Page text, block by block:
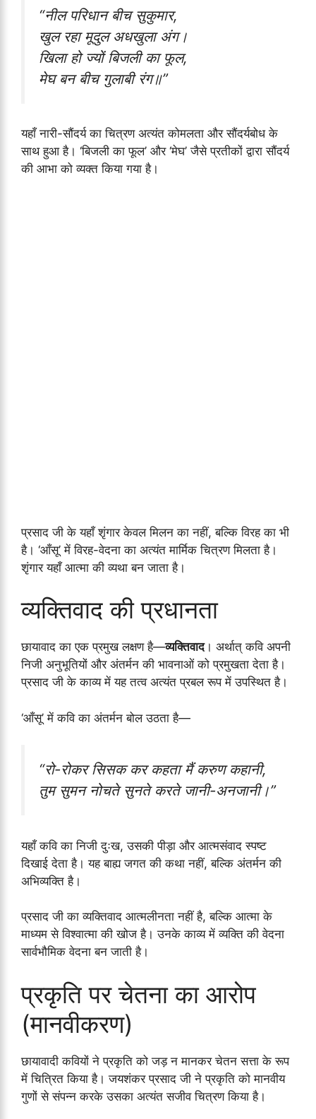
“नील परिधान बीच सुकुमार,
खुल रहा मूदुल अधखुला अंग।
खिला हो ज्यों बिजली का फूल,
मेघ बन बीच गुलाबी रंग॥”
यहाँ नारी-सौंदर्य का चित्रण अत्यंत कोमलता और सौंदर्यबोध के
साथ हुआ है। ‘बिजली का फूल’ और ‘मेघ’ जैसे प्रतीकों द्वारा सौंदर्य
की आभा को व्यक्त किया गया है।
प्रसाद जी के यहाँ शृंगार केवल मिलन का नहीं, बल्कि विरह का भी
है। ‘आँसू’ में विरह-वेदना का अत्यंत मार्मिक चित्रण मिलता है।
शृंगार यहाँ आत्मा की व्यथा बन जाता है।
व्यक्तिवाद की प्रधानता
छायावाद का एक प्रमुख लक्षण है—व्यक्तिवाद। अर्थात् कवि अपनी
निजी अनुभूतियों और अंतर्मन की भावनाओं को प्रमुखता देता है।
प्रसाद जी के काव्य में यह तत्व अत्यंत प्रबल रूप में उपस्थित है।
‘आँसू’ में कवि का अंतर्मन बोल उठता है—
“रो-रोकर सिसक कर कहता मैं करुण कहानी,
तुम सुमन नोचते सुनते करते जानी-अनजानी।”
यहाँ कवि का निजी दुःख, उसकी पीड़ा और आत्मसंवाद स्पष्ट
दिखाई देता है। यह बाह्य जगत की कथा नहीं, बल्कि अंतर्मन की
अभिव्यक्ति है।
प्रसाद जी का व्यक्तिवाद आत्मलीनता नहीं है, बल्कि आत्मा के
माध्यम से विश्वात्मा की खोज है। उनके काव्य में व्यक्ति की वेदना
सार्वभौमिक वेदना बन जाती है।
प्रकृति पर चेतना का आरोप
(मानवीकरण)
छायावादी कवियों ने प्रकृति को जड़ न मानकर चेतन सत्ता के रूप
में चित्रित किया है। जयशंकर प्रसाद जी ने प्रकृति को मानवीय
गुणों से संपन्न करके उसका अत्यंत सजीव चित्रण किया है।